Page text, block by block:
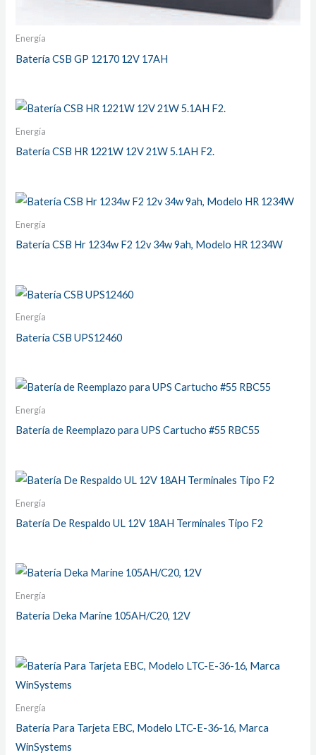
Energía
Batería CSB GP 12170 12V 17AH
Energía
Batería CSB HR 1221W 12V 21W 5.1AH F2.
Energía
Batería CSB Hr 1234w F2 12v 34w 9ah, Modelo HR 1234W
Energía
Batería CSB UPS12460
Energía
Batería de Reemplazo para UPS Cartucho #55 RBC55
Energía
Batería De Respaldo UL 12V 18AH Terminales Tipo F2
Energía
Batería Deka Marine 105AH/C20, 12V
Energía
Batería Para Tarjeta EBC, Modelo LTC-E-36-16, Marca
WinSystems